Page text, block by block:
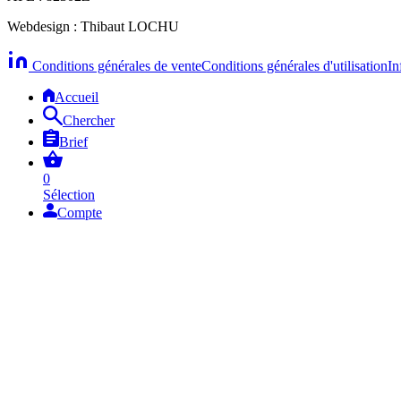
Webdesign : Thibaut LOCHU
Conditions générales de venteConditions générales d'utilisation
Accueil
Chercher
Brief
0
Sélection
Compte